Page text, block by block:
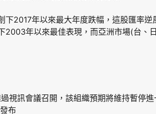
下2017年以來最大年度跌幅，這股匯率
2003年以來最佳表現，而亞洲市場(台、
視訊會議召開，該組織預期將維持暫停進
布